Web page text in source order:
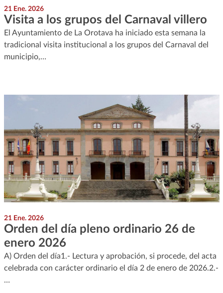
21 Ene. 2026
Visita a los grupos del Carnaval villero
El Ayuntamiento de La Orotava ha iniciado esta semana la
tradicional visita institucional a los grupos del Carnaval del
municipio,…
21 Ene. 2026
Orden del día pleno ordinario 26 de
enero 2026
A) Orden del día1.- Lectura y aprobación, si procede, del acta
celebrada con carácter ordinario el día 2 de enero de 2026.2.-
…